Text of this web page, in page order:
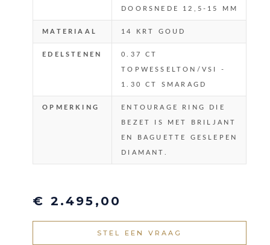
DOORSNEDE 12,5-15 MM
MATERIAAL 14 KRT GOUD
EDELSTENEN 0.37 CT
TOPWESSELTON/VSI -
1.30 CT SMARAGD
OPMERKING ENTOURAGE RING DIE
BEZET IS MET BRILJANT
EN BAGUETTE GESLEPEN
DIAMANT.
€ 2.495,00
STEL EEN VRAAG